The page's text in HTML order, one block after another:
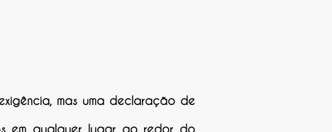
mas uma declaração de
em qualquer lugar ao redor do